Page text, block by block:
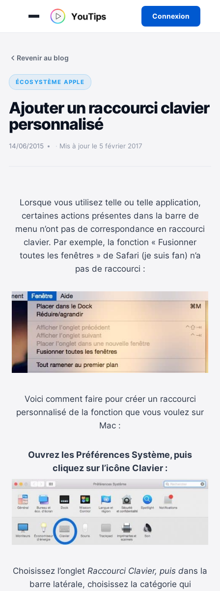
Connexion
Revenir au blog
ÉCOSYSTÈME APPLE
Ajouter un raccourci clavier
personnalisé
14/06/2015 Mis à jour le 5 février 2017
Lorsque vous utilisez telle ou telle application,
certaines actions présentes dans la barre de
menu n’ont pas de correspondance en raccourci
clavier. Par exemple, la fonction « Fusionner
toutes les fenêtres » de Safari (je suis fan) n’a
pas de raccourci :
Voici comment faire pour créer un raccourci
personnalisé de la fonction que vous voulez sur
Mac :
Ouvrez les Préférences Système, puis
cliquez sur l’icône Clavier :
Choisissez l’onglet Raccourci Clavier, puis dans la
barre latérale, choisissez la catégorie qui